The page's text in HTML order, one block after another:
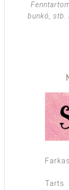
bunkó, stb.
Tarts